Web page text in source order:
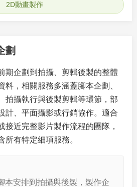
2D動畫製作
劃
期企劃到拍攝、剪輯後製的整體
料，相關服務多涵蓋腳本企劃、
拍攝執行與後製剪輯等環節，部
計、平面攝影或行銷協作。適合
接近完整影片製作流程的團隊，
所有特定細項服務。
本安排到拍攝與後製，製作企